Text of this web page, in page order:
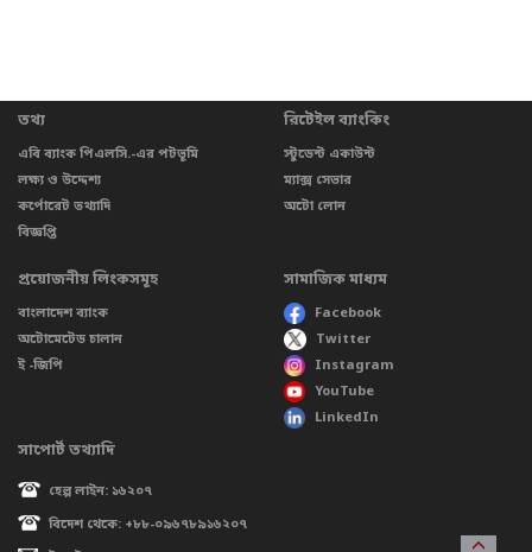
তথ্য
এবি ব্যাংক পিএলসি.-এর পটভূমি
লক্ষ্য ও উদ্দেশ্য
কর্পোরেট তথ্যাদি
বিজ্ঞপ্তি
রিটেইল ব্যাংকিং
স্টুডেন্ট একাউন্ট
ম্যাক্স সেভার
অটো লোন
প্রয়োজনীয় লিংকসমূহ
বাংলাদেশ ব্যাংক
অটোমেটেড চালান
ই -জিপি
সামাজিক মাধ্যম
Facebook
Twitter
Instagram
YouTube
LinkedIn
সাপোর্ট তথ্যাদি
হেল্প লাইন: ১৬২০৭
বিদেশ থেকে: +৮৮-০৯৬৭৮৯১৬২০৭